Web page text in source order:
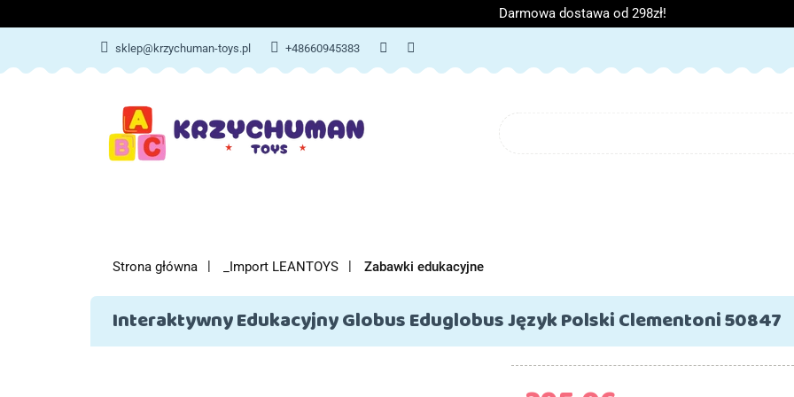
Darmowa dostawa od 298zł!
sklep@krzychuman-toys.pl +48660945383
ZABAWKI AKCESORIA DZIECIĘCE ARTYKUŁY SZKOLNE O NAS
Strona główna _Import LEANTOYS Zabawki edukacyjne
Interaktywny Edukacyjny Globus Eduglobus Język Polski Clementoni 50847